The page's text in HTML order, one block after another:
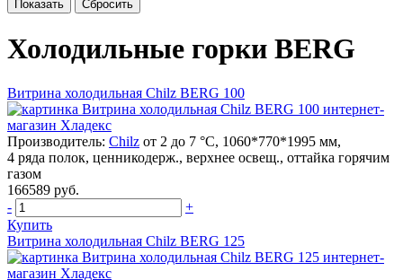
Холодильные горки BERG
Витрина холодильная Chilz BERG 100
Производитель: Chilz от 2 до 7 °C, 1060*770*1995 мм,
4 ряда полок, ценникодерж., верхнее освещ., оттайка горячим
газом
166589 руб.
-
+
Купить
Витрина холодильная Chilz BERG 125